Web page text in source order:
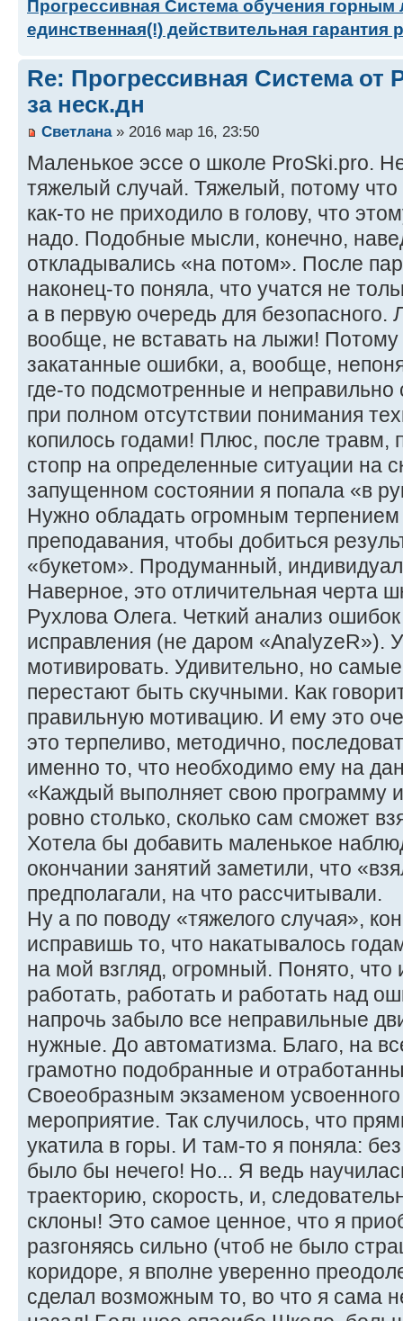
Прогрессивная Система обучения
единственная(!) действительная гарантия
Re: Прогрессивная Система от
за неск.дн
Светлана» 2016 мар 16, 23:50
Маленькое эссе о школе ProSki.pro.
тяжелый случай. Тяжелый, потому
как-то не приходило в голову, что
надо. Подобные мысли, конечно,
откладывались «на потом». После
наконец-то поняла, что учатся не
а в первую очередь для безопасного.
вообще, не вставать на лыжи! Потому
закатанные ошибки, а, вообще,
где-то подсмотренные и
при полном отсутствии понимания
копилось годами! Плюс, после травм,
стопр на определенные ситуации на
запущенном состоянии я попала «в
Нужно обладать огромным
преподавания, чтобы добиться
«букетом». Продуманный,
Наверное, это отличительная черта
Рухлова Олега. Четкий анализ
исправления (не даром «AnalyzeR»).
мотивировать. Удивительно, но
перестают быть скучными. Как
правильную мотивацию. И ему это
это терпеливо, методично,
именно то, что необходимо ему на
«Каждый выполняет свою программу
ровно столько, сколько сам сможет
Хотела бы добавить маленькое
окончании занятий заметили, что
предполагали, на что рассчитывали.
Ну а по поводу «тяжелого случая»,
исправишь то, что накатывалось
на мой взгляд, огромный. Понято,
работать, работать и работать над
напрочь забыло все неправильные
нужные. До автоматизма. Благо, на
грамотно подобранные и
Своеобразным экзаменом
мероприятие. Так случилось, что
укатила в горы. И там-то я поняла:
было бы нечего! Но... Я ведь
траекторию, скорость, и,
склоны! Это самое ценное, что я
разгоняясь сильно (чтоб не было
коридоре, я вполне уверенно
сделал возможным то, во что я сама